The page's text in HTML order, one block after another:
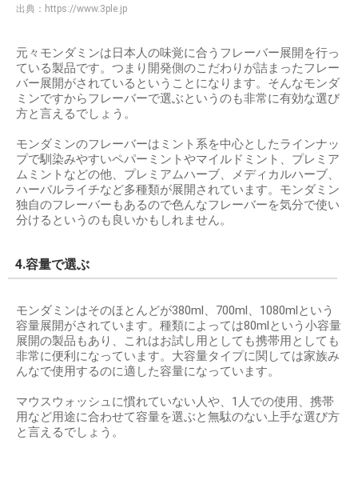
出典： https://www.3ple.jp
元々モンダミンは日本人の味覚に合うフレーバー展開を行っ
ている製品です。つまり開発側のこだわりが詰まったフレー
バー展開がされているということになります。そんなモンダ
ミンですからフレーバーで選ぶというのも非常に有効な選び
方と言えるでしょう。
モンダミンのフレーバーはミント系を中心としたラインナッ
プで馴染みやすいペパーミントやマイルドミント、プレミア
ムミントなどの他、プレミアムハーブ、メディカルハーブ、
ハーバルライチなど多種類が展開されています。モンダミン
独自のフレーバーもあるので色んなフレーバーを気分で使い
分けるというのも良いかもしれません。
4.容量で選ぶ
モンダミンはそのほとんどが380ml、700ml、1080mlという
容量展開がされています。種類によっては80mlという小容量
展開の製品もあり、これはお試し用としても携帯用としても
非常に便利になっています。大容量タイプに関しては家族み
んなで使用するのに適した容量になっています。
マウスウォッシュに慣れていない人や、1人での使用、携帯
用など用途に合わせて容量を選ぶと無駄のない上手な選び方
と言えるでしょう。